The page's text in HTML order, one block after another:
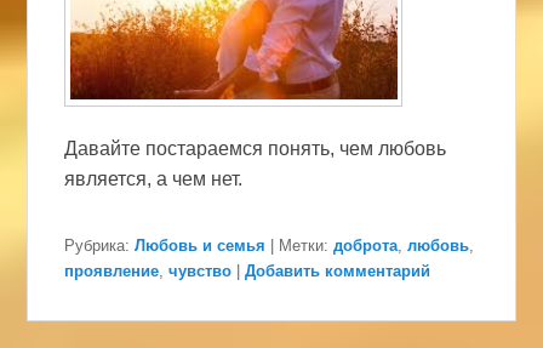
Давайте постараемся понять, чем любовь
является, а чем нет.
Рубрика: Любовь и семья Метки: доброта,любовь,
проявление,чувство |Добавить комментарий